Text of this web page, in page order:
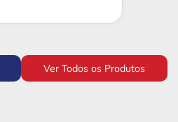
Ver Todos os Produtos